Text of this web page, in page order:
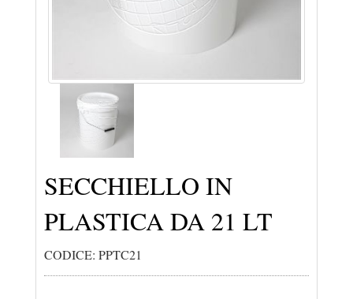
SECCHIELLO IN
PLASTICA DA 21 LT
CODICE: PPTC21